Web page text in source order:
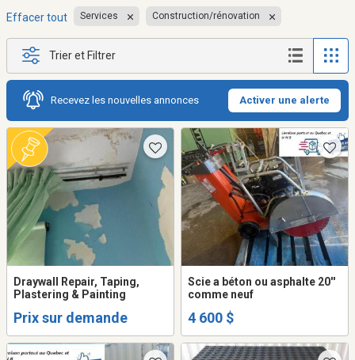
Effacer tout Services Construction/rénovation
Trier et Filtrer
Recevez les nouvelles annonces Activer une alerte
Draywall Repair, Taping,
Plastering & Painting
Prix sur demande
Scie a béton ou asphalte 20''
comme neuf
4 600 $